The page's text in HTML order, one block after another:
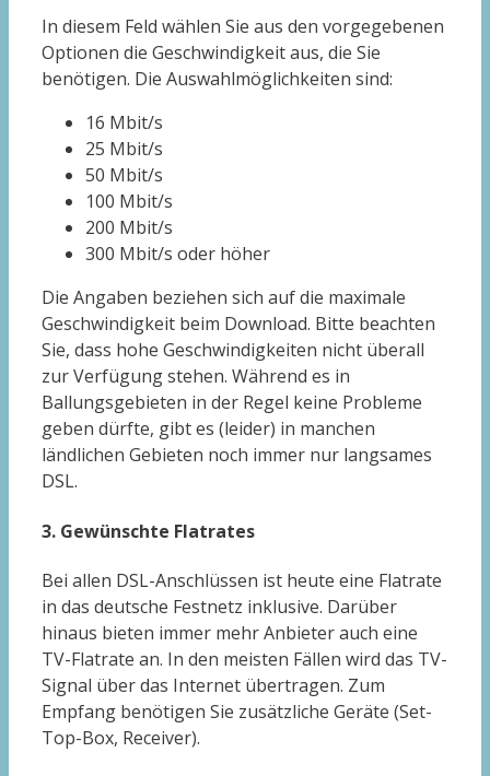
In diesem Feld wählen Sie aus den vorgegebenen
Optionen die Geschwindigkeit aus, die Sie
benötigen. Die Auswahlmöglichkeiten sind:
16 Mbit/s
25 Mbit/s
50 Mbit/s
100 Mbit/s
200 Mbit/s
300 Mbit/s oder höher
Die Angaben beziehen sich auf die maximale
Geschwindigkeit beim Download. Bitte beachten
Sie, dass hohe Geschwindigkeiten nicht überall
zur Verfügung stehen. Während es in
Ballungsgebieten in der Regel keine Probleme
geben dürfte, gibt es (leider) in manchen
ländlichen Gebieten noch immer nur langsames
DSL.
3. Gewünschte Flatrates
Bei allen DSL-Anschlüssen ist heute eine Flatrate
in das deutsche Festnetz inklusive. Darüber
hinaus bieten immer mehr Anbieter auch eine
TV-Flatrate an. In den meisten Fällen wird das TV-
Signal über das Internet übertragen. Zum
Empfang benötigen Sie zusätzliche Geräte (Set-
Top-Box, Receiver).